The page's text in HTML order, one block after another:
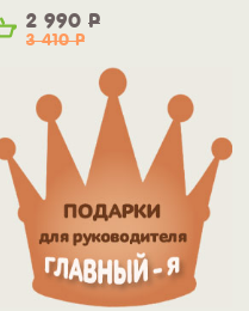
2 990 Р
3 410Р